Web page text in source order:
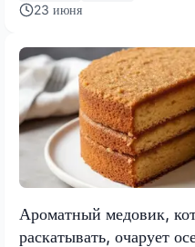
23 июня
Ароматный медовик,
раскатывать, очарует